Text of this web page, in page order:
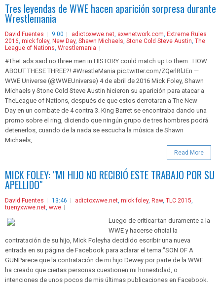
Tres leyendas de WWE hacen aparición sorpresa durante
Wrestlemania
David Fuentes 9:00 adictoxwwe.net axwnetwork.com Extreme Rules
2016 mick foley, New Day, Shawn Michaels Stone Cold Steve Austin The
League of Nations Wrestlemania
#TheLads said no three men in HISTORY could match up to them...HOW
ABOUT THESE THREE?! #WrestleMania pic.twitter.com/ZQerlRlJEn —
WWE Universe (@WWEUniverse) 4 de abril de 2016 Mick Foley, Shawn
Michaels y Stone Cold Steve Austin hicieron su aparición para atacar a
TheLeague of Nations, después de que estos derrotaran a The New
Day en un combate de 4 contra 3. King Barret se encontraba dando una
promo sobre el ring, diciendo que ningún grupo de tres hombres podrá
detenerlos, cuando de la nada se escucha la música de Shawn
Michaels,...
Read More
MICK FOLEY: "MI HIJO NO RECIBIÓ ESTE TRABAJO POR SU
APELLIDO"
David Fuentes 13:46 adictoxwwe.net mick foley, Raw, TLC 2015
tuenyxwwe.net wwe
Luego de criticar tan duramente a la
WWE y hacerse oficial la
contratación de su hijo, Mick Foleyha decidido escribir una nueva
entrada en su página de Facebook para aclarar el tema:"SON OF A
GUNParece que la contratación de mi hijo Dewey por parte de la WWE
ha creado que ciertas personas cuestionen mi honestidad, o
intenciones de unos pocos de mis últimas publicaciones en Facebook.